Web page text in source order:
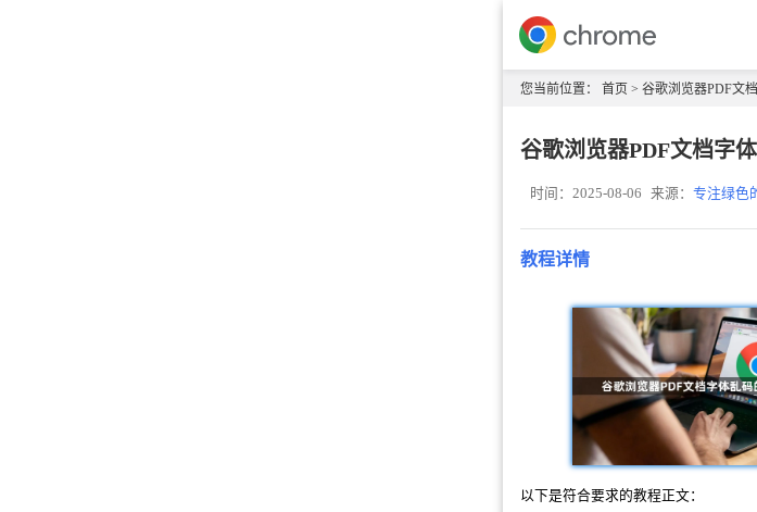
您当前位置： 首页 > 谷歌浏览器PDF文
时间：2025-08-06 来源：专注绿色
教程详情
以下是符合要求的教程正文：